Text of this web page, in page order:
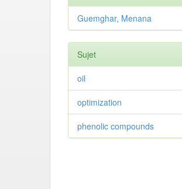
Guemghar, Menana
Sujet
oil
optimization
phenolic compounds